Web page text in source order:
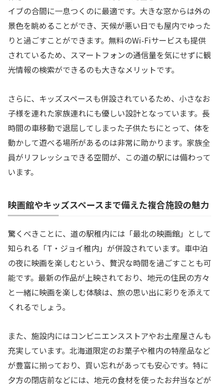
イブの合間に一息つくのに最適です。大きな窓からは外の
景色を眺めることができ、天候が悪い日でも屋内でゆった
りと過ごすことができます。無料のWi-Fiサービスも提供
されているため、スマートフォンの通信量を気にせずに観
光情報の検索ができるのも大きなメリットです。
さらに、キッズスペースも併設されているため、小さなお
子様を連れた家族連れにも優しい設計となっています。長
時間の車移動で退屈してしまった子供たちにとって、体を
動かして遊べる場所があるのは非常に助かります。家族全
員がリフレッシュできる空間が、この道の駅には備わって
います。
映画館やキッズスペースまで備えた複合施設の魅力
驚くべきことに、道の駅稚内には「最北の映画館」として
知られる「T・ジョイ稚内」が併設されています。車中泊
の夜に映画を楽しむという、贅沢な時間を過ごすことも可
能です。最新の作品が上映されており、地元の住民の方々
と一緒に映画を楽しむ体験は、旅の思い出に彩りを添えて
くれるでしょう。
また、施設内にはコンビニエンスストアやお土産屋さんも
充実しています。北海道限定のお菓子や稚内の特産品など
が豊富に揃っており、買い忘れがあっても安心です。特に
夕方の閉店前などには、地元の食材を使ったお弁当などが